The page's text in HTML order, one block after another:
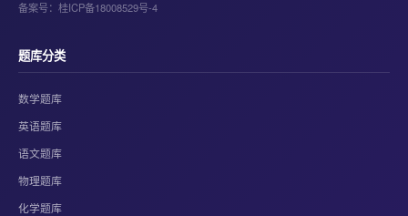
备案号：桂ICP备18008529号-4
题库分类
数学题库
英语题库
语文题库
物理题库
化学题库